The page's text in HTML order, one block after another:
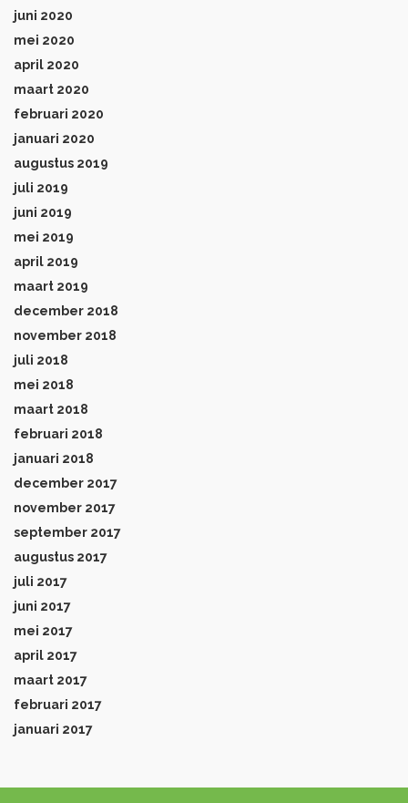
juni 2020
mei 2020
april 2020
maart 2020
februari 2020
januari 2020
augustus 2019
juli 2019
juni 2019
mei 2019
april 2019
maart 2019
december 2018
november 2018
juli 2018
mei 2018
maart 2018
februari 2018
januari 2018
december 2017
november 2017
september 2017
augustus 2017
juli 2017
juni 2017
mei 2017
april 2017
maart 2017
februari 2017
januari 2017